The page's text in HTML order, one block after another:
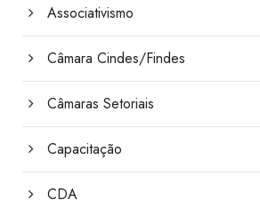
Associativismo
Câmara Cindes/Findes
Câmaras Setoriais
Capacitação
CDA